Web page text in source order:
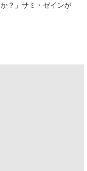
？」サミ・ゼインが